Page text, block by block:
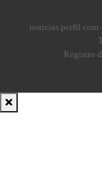
noticias.perfil.com
Registro